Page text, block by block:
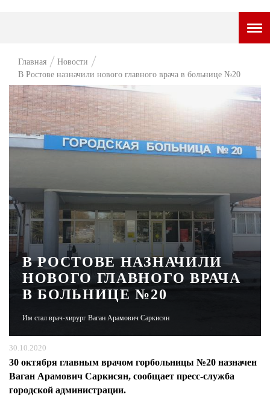
ПРЕМЬЕРА
ТАМ И ТУТ
ЧЕЛОВЕК ОСОБЕННЫЙ
КУЛЬТ ЕДЫ
ЖУРНАЛ
Главная
Новости
В Ростове назначили нового главного врача в больнице №20
В РОСТОВЕ НАЗНАЧИЛИ
НОВОГО ГЛАВНОГО ВРАЧА
В БОЛЬНИЦЕ №20
Им стал врач-хирург Ваган Арамович Саркисян
30.10.2020
30 октября главным врачом горбольницы №20 назначен
Ваган Арамович Саркисян, сообщает пресс-служба
городской администрации.